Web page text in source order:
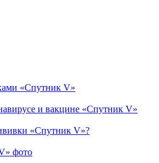
«Спутник V»
и вакцине «Спутник V»
«Спутник V»?
фото